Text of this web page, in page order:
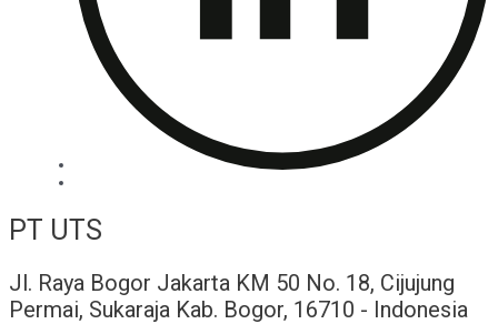
PT UTS
Jl. Raya Bogor Jakarta KM 50 No. 18, Cijujung
Permai, Sukaraja Kab. Bogor, 16710 - Indonesia